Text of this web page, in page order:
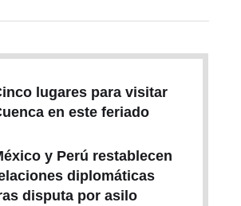
lugares para visitar
en este feriado
y Perú restablecen
diplomáticas
disputa por asilo